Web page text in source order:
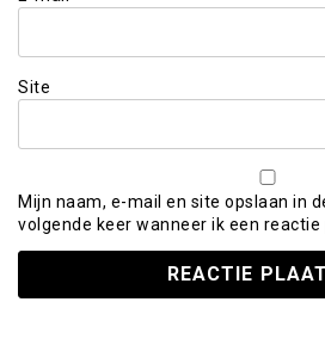
Site
Mijn naam, e-mail en site opslaan in
volgende keer wanneer ik een reactie